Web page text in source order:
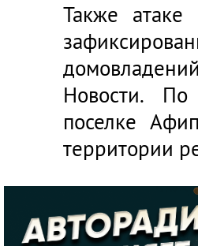
Также
Новости.
поселке
территории